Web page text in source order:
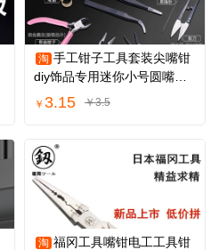
淘 手工钳子工具套装尖嘴钳
diy饰品专用迷你小号圆嘴斜
口剪钳珠宝钳
￥ 3.15 ￥3.5
淘 福冈工具嘴钳电工工具钳